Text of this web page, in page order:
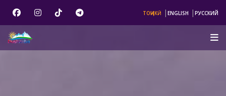
ТОҶИКӢ | ENGLISH | РУССКИЙ